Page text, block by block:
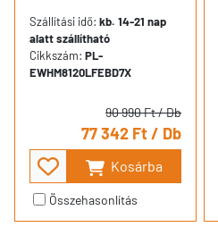
Szállítási idő: kb. 14-21 nap
alatt szállítható
Cikkszám: PL-
EWHM8120LFEBD7X
90 990 Ft/ Db
77 342 Ft/ Db
Kosárba
Összehasonlítás